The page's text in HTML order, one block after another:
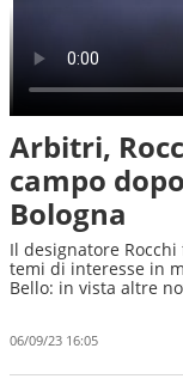
Arbitri,
campo
Bologna
Il designatore
temi di interesse in
Bello: in vista altre
06/09/23 16:05